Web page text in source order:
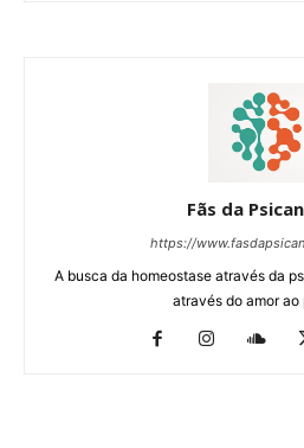
Fãs da
https://
A busca da homeostase através da
através do amor ao